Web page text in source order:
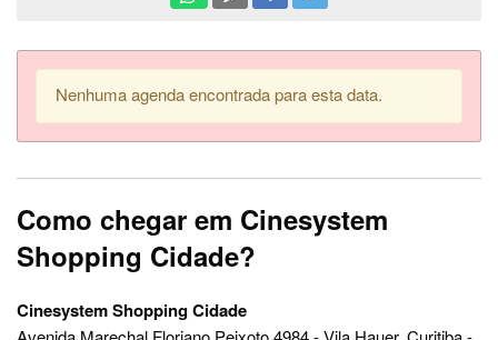
Nenhuma agenda encontrada para esta data.
Como chegar em Cinesystem
Shopping Cidade?
Cinesystem Shopping Cidade